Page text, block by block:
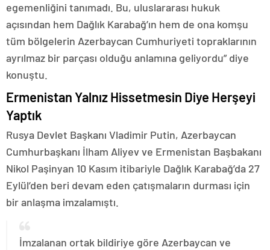
egemenliğini tanımadı. Bu, uluslararası hukuk
açısından hem Dağlık Karabağ’ın hem de ona komşu
tüm bölgelerin Azerbaycan Cumhuriyeti topraklarının
ayrılmaz bir parçası olduğu anlamına geliyordu” diye
konuştu.
Ermenistan Yalnız Hissetmesin Diye Herşeyi
Yaptık
Rusya Devlet Başkanı Vladimir Putin, Azerbaycan
Cumhurbaşkanı İlham Aliyev ve Ermenistan Başbakanı
Nikol Paşinyan 10 Kasım itibariyle Dağlık Karabağ’da 27
Eylül’den beri devam eden çatışmaların durması için
bir anlaşma imzalamıştı.
İmzalanan ortak bildiriye göre Azerbaycan ve